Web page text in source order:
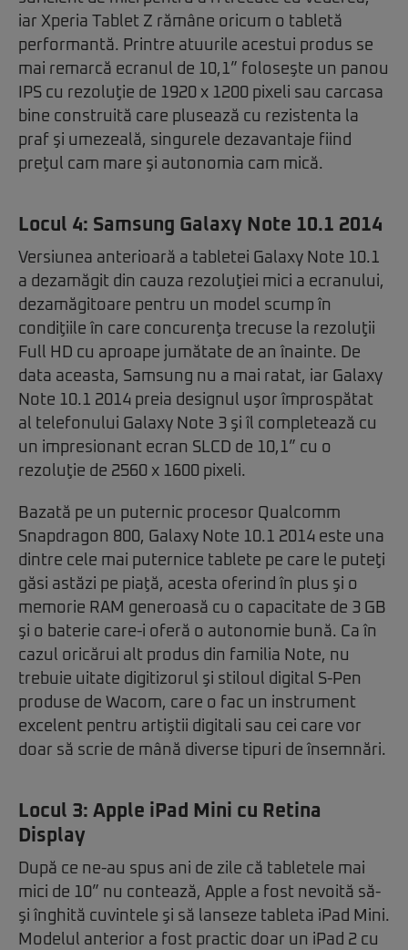
iar Xperia Tablet Z rămâne oricum o tabletă
performantă. Printre atuurile acestui produs se
mai remarcă ecranul de 10,1” foloseşte un panou
IPS cu rezoluţie de 1920 x 1200 pixeli sau carcasa
bine construită care plusează cu rezistenta la
praf şi umezeală, singurele dezavantaje fiind
preţul cam mare şi autonomia cam mică.
Locul 4: Samsung Galaxy Note 10.1 2014
Versiunea anterioară a tabletei Galaxy Note 10.1
a dezamăgit din cauza rezoluţiei mici a ecranului,
dezamăgitoare pentru un model scump în
condiţiile în care concurenţa trecuse la rezoluţii
Full HD cu aproape jumătate de an înainte. De
data aceasta, Samsung nu a mai ratat, iar Galaxy
Note 10.1 2014 preia designul uşor împrospătat
al telefonului Galaxy Note 3 şi îl completează cu
un impresionant ecran SLCD de 10,1” cu o
rezoluţie de 2560 x 1600 pixeli.
Bazată pe un puternic procesor Qualcomm
Snapdragon 800, Galaxy Note 10.1 2014 este una
dintre cele mai puternice tablete pe care le puteţi
găsi astăzi pe piaţă, acesta oferind în plus şi o
memorie RAM generoasă cu o capacitate de 3 GB
şi o baterie care-i oferă o autonomie bună. Ca în
cazul oricărui alt produs din familia Note, nu
trebuie uitate digitizorul şi stiloul digital S-Pen
produse de Wacom, care o fac un instrument
excelent pentru artiştii digitali sau cei care vor
doar să scrie de mână diverse tipuri de însemnări.
Locul 3: Apple iPad Mini cu Retina
Display
După ce ne-au spus ani de zile că tabletele mai
mici de 10” nu contează, Apple a fost nevoită să-
şi înghită cuvintele şi să lanseze tableta iPad Mini.
Modelul anterior a fost practic doar un iPad 2 cu